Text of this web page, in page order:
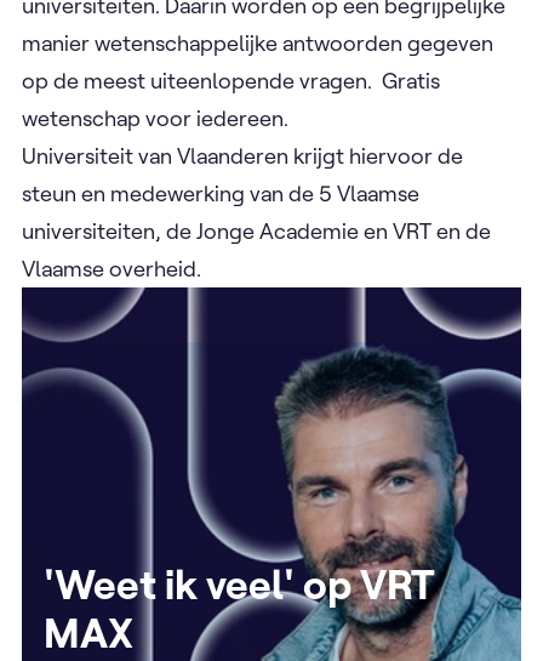
universiteiten. Daarin worden op een begrijpelijke
manier wetenschappelijke antwoorden gegeven
op de meest uiteenlopende vragen. Gratis
wetenschap voor iedereen.
Universiteit van Vlaanderen krijgt hiervoor de
steun en medewerking van de 5 Vlaamse
universiteiten, de Jonge Academie en VRT en de
Vlaamse overheid.
'Weet ik veel' op VRT
MAX